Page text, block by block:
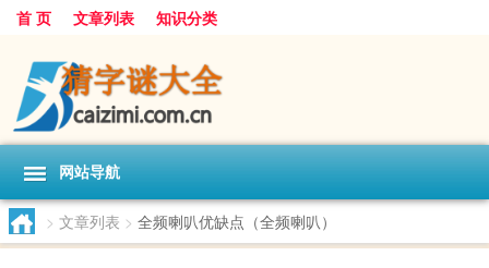
首 页 文章列表 知识分类
网站导航
> 文章列表 > 全频喇叭优缺点（全频喇叭）